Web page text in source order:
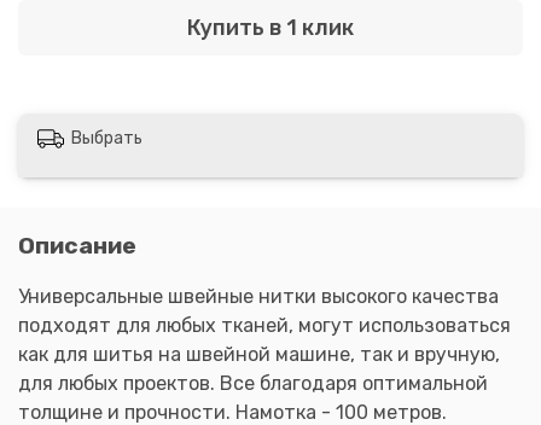
Купить в 1 клик
Выбрать
Описание
Универсальные швейные нитки высокого качества
подходят для любых тканей, могут использоваться
как для шитья на швейной машине, так и вручную,
для любых проектов. Все благодаря оптимальной
толщине и прочности. Намотка - 100 метров.